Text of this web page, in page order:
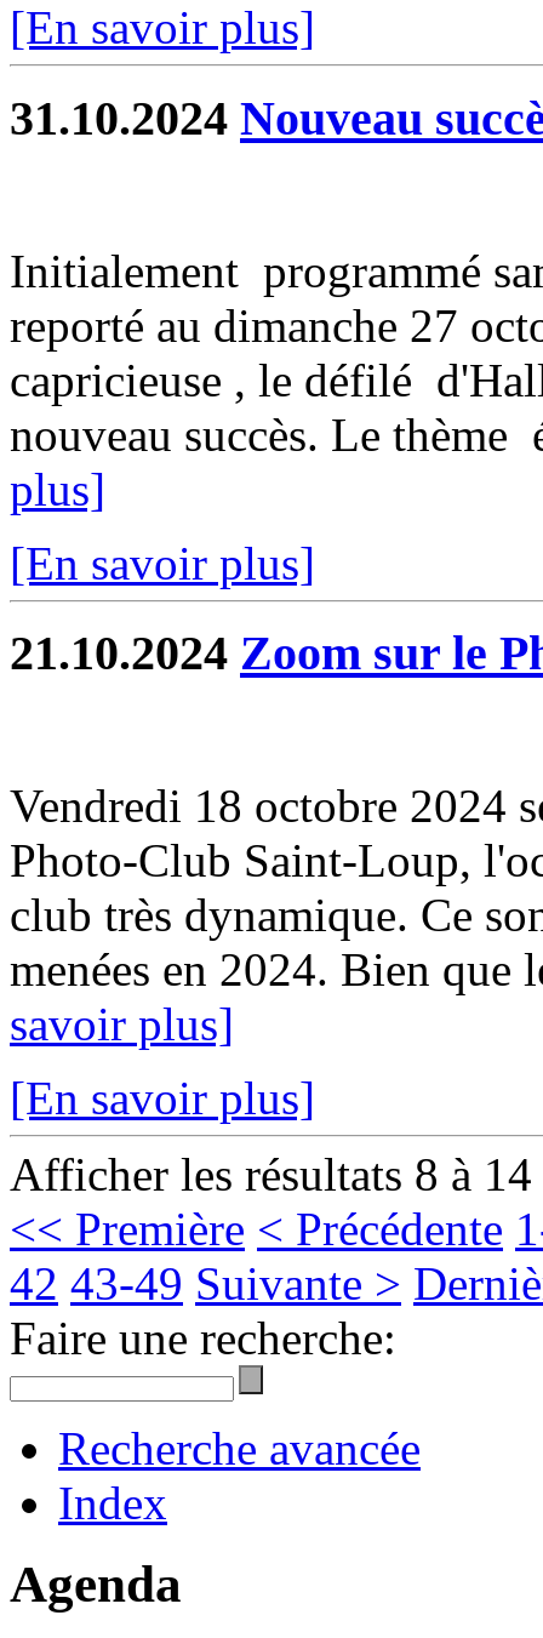
[En savoir plus]
31.10.2024 Nouveau
Initialement programmé
reporté au dimanche 27
capricieuse , le défilé
nouveau succès. Le
plus]
[En savoir plus]
21.10.2024 Zoom sur le
Vendredi 18 octobre 2024
Photo-Club Saint-Loup,
club très dynamique. Ce
menées en 2024. Bien que
savoir plus]
[En savoir plus]
Afficher les résultats 8 à
<< Première < Précédente
42 43-49 Suivante >
Faire une recherche:
Recherche avancée
Index
Agenda